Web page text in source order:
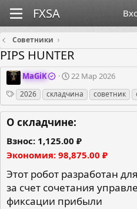
Советники
PIPS HUNTER
О
г
а
н
и
з
т
о
MaGiK
Д
т
а
с
о
з
а
н
я
22 Мар 2026
Теги
2026 складчина советник
О складчине:
Взнос 1,125.00 ₽
Экономия 98,875.00 ₽
Этот робот разработан
за счет сочетания
фиксации прибыли